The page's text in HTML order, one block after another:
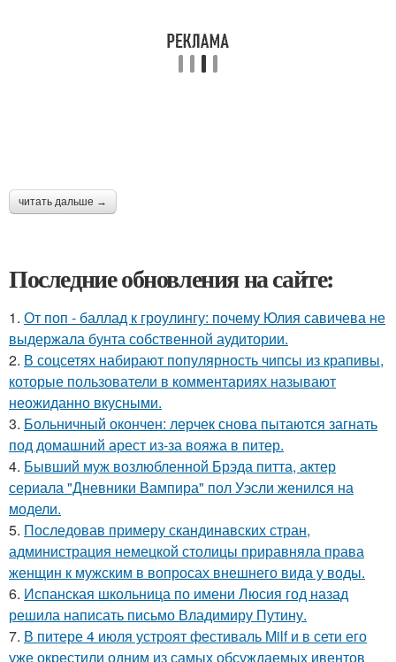
читать дальше →
Последние обновления на сайте:
1. От поп - баллад к гроулингу: почему Юлия савичева не
выдержала бунта собственной аудитории.
2. В соцсетях набирают популярность чипсы из крапивы,
которые пользователи в комментариях называют
неожиданно вкусными.
3. Больничный окончен: лерчек снова пытаются загнать
под домашний арест из-за вояжа в питер.
4. Бывший муж возлюбленной Брэда питта, актер
сериала "Дневники Вампира" пол Уэсли женился на
модели.
5. Последовав примеру скандинавских стран,
администрация немецкой столицы приравняла права
женщин к мужским в вопросах внешнего вида у воды.
6. Испанская школьница по имени Люсия год назад
решила написать письмо Владимиру Путину.
7. В питере 4 июля устроят фестиваль Milf и в сети его
уже окрестили одним из самых обсуждаемых ивентов